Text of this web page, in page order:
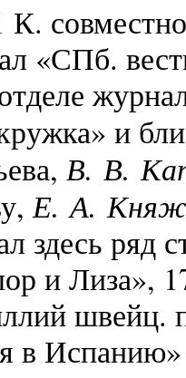
«СПб.
и
В. В.
Е. А.
здесь ряд
и Лиза»,
швейц.
в